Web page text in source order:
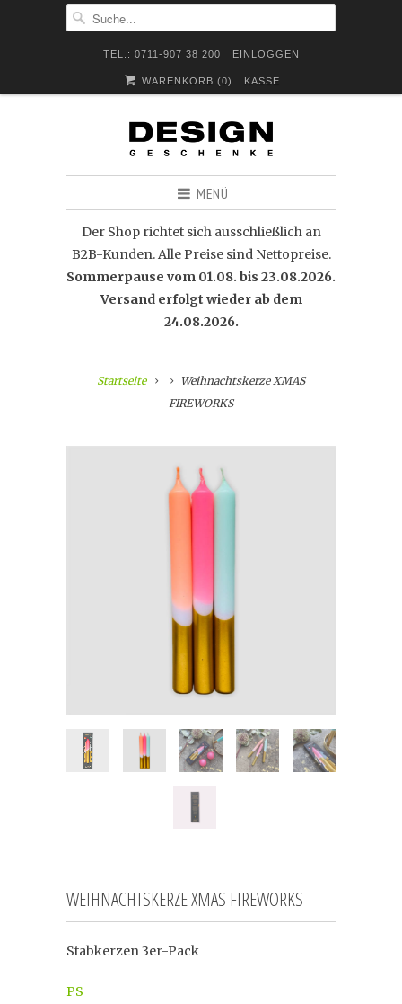
TEL.: 0711-907 38 200 EINLOGGEN
WARENKORB (0) KASSE
MENÜ
Der Shop richtet sich ausschließlich an
B2B-Kunden. Alle Preise sind Nettopreise.
Sommerpause vom 01.08. bis 23.08.2026.
Versand erfolgt wieder ab dem
24.08.2026.
Startseite
Weihnachtskerze XMAS
FIREWORKS
WEIHNACHTSKERZE XMAS FIREWORKS
Stabkerzen 3er-Pack
PS